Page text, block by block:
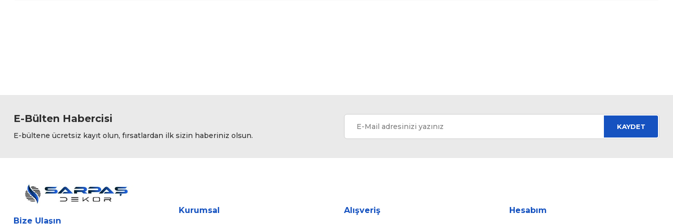
Bu ürüne benzer farklı alternatifler olmalı.
E-Bülten Habercisi
E-bültene ücretsiz kayıt olun, fırsatlardan ilk sizin haberiniz olsun.
KAYDET
Bize Ulaşın
Kurumsal Alışveriş Hesabım